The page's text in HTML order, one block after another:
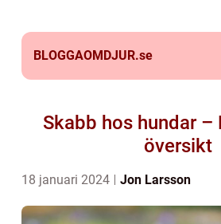
BLOGGAOMDJUR.se
Skabb hos hundar –
översikt
18 januari 2024 Jon Larsson